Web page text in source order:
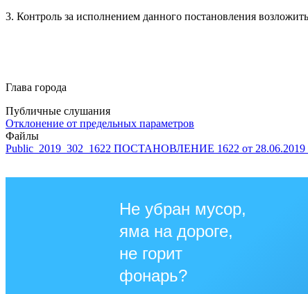
3. Контроль за исполнением данного постановления
Глава города И.В.
Публичные слушания
Отклонение от предельных параметров
Файлы
Public_2019_302_1622 ПОСТАНОВЛЕНИЕ 1622 от
Не убран мусор,
яма на дороге,
не горит
фонарь?